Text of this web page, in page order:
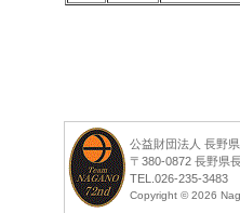
公益財団法人 長野
〒380-0872 長野県
TEL.026-235-3483
Copyright ©2026